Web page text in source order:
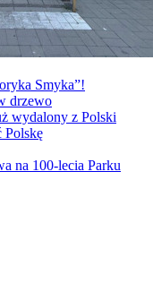
Smyka”!
drzewo
wydalony z Polski
Polskę
na 100-lecia Parku